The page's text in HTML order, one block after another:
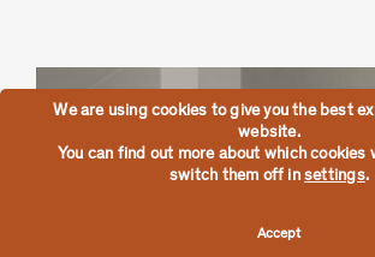
We are using cookies to give you the best
website.
You can find out more about which cookies
switch them off insettings.
Accept